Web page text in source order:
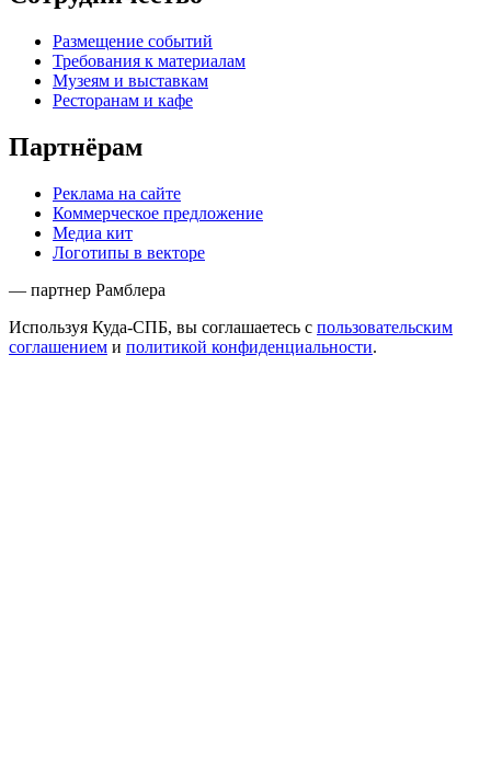
Размещение событий
Требования к материалам
Музеям и выставкам
Ресторанам и кафе
Партнёрам
Реклама на сайте
Коммерческое предложение
Медиа кит
Логотипы в векторе
— партнер Рамблера
Используя Куда-СПБ, вы соглашаетесь с пользовательским
соглашением и политикой конфиденциальности.